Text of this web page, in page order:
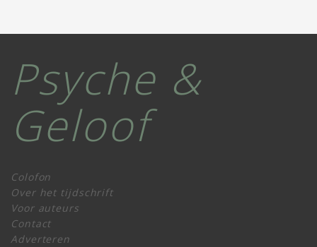
Psyche &
Geloof
Colofon
Over het tijdschrift
Voor auteurs
Contact
Adverteren